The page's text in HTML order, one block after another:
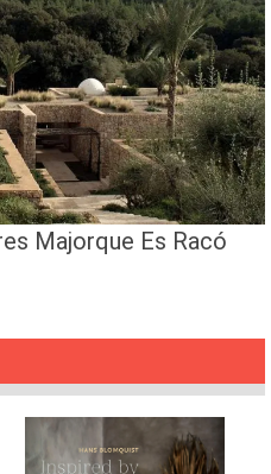
Majorque Es Racó